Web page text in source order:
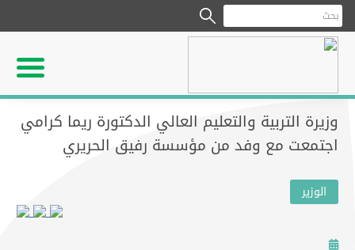
وزيرة التربية والتعليم العالي الدكتورة ريما كرامي
اجتمعت مع وفد من مؤسسة رفيق الحريري
الوزير